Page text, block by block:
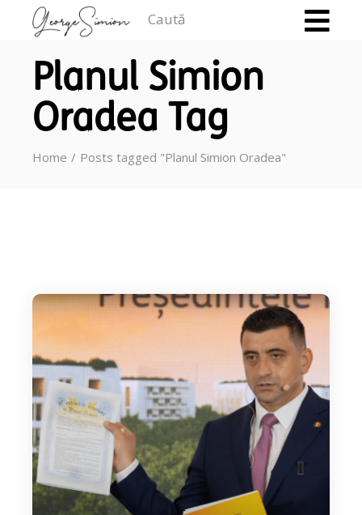
Planul Simion
Oradea Tag
Home Posts tagged "Planul Simion Oradea"